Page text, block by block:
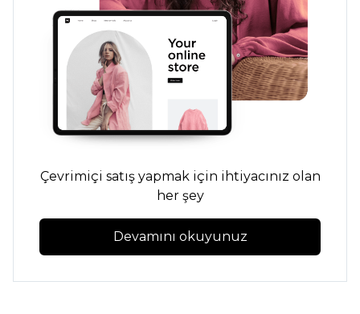
Çevrimiçi satış yapmak için ihtiyacınız olan
her şey
Devamını okuyunuz